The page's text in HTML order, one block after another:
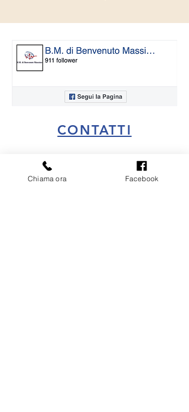
CONTATTI
bmimpiantigenova@gmail.com
Chiama ora Facebook